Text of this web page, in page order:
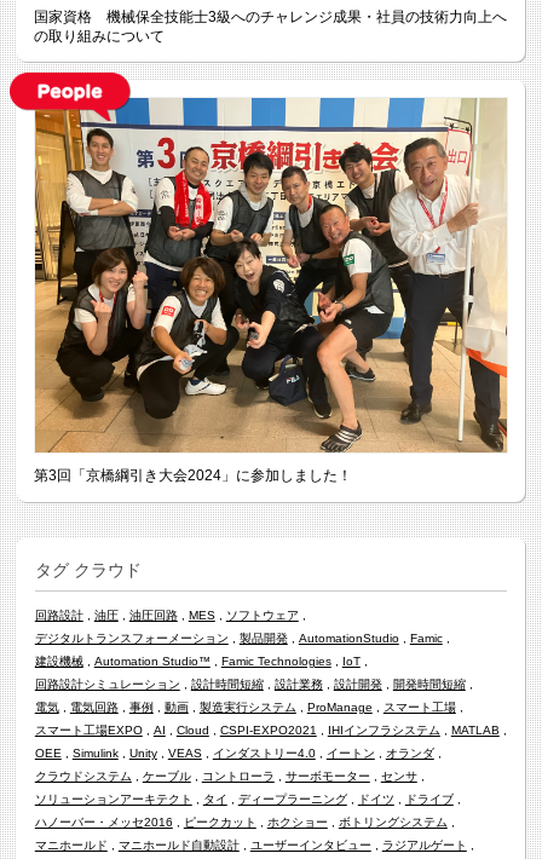
国家資格 機械保全技能士3級へのチャレンジ成果・社員の技術力向上へ
の取り組みについて
第3回「京橋綱引き大会2024」に参加しました！
タグ クラウド
回路設計 油圧 油圧回路 MES
ソフトウェア
デジタルトランスフォーメーション
製品開発 AutomationStudio
Famic
建設機械
Automation Studio™ Famic Technologies
IoT
回路設計シミュレーション
設計時間短縮 設計業務 設計開発
開発時間短縮
電気
電気回路 事例 動画 製造実行システム ProManage
スマート工場
スマート工場EXPO
AI Cloud CSPI-EXPO2021 IHIインフラシステム
MATLAB
OEE
Simulink Unity VEAS インダストリー4.0 イートン
オランダ
クラウドシステム
ケーブル コントローラ サーボモーター
センサ
ソリューションアーキテクト
タイ ディープラーニング ドイツ
ドライブ
ハノーバー・メッセ2016
ピークカット ホクショー
ボトリングシステム
マニホールド
マニホールド自動設計 ユーザーインタビュー
ラジアルゲート